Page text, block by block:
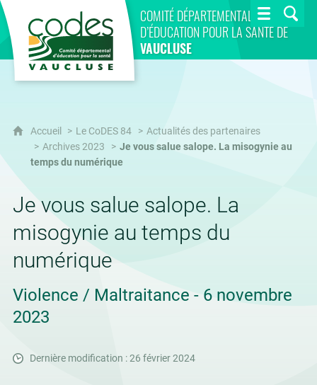
COMITÉ DÉPARTEMENTAL
D’ÉDUCATION POUR LA SANTÉ DE
VAUCLUSE
CoDES 84
Accueil Le CoDES 84
Actualités des partenaires
Archives 2023
Je vous salue salope. La misogynie au
temps du numérique
Je vous salue salope. La
misogynie au temps du
numérique
Violence / Maltraitance - 6 novembre
2023
Dernière modification : 26 février 2024